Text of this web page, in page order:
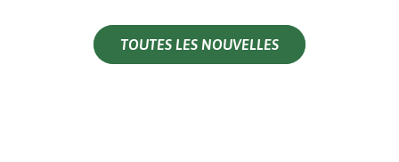
TOUTES LES NOUVELLES